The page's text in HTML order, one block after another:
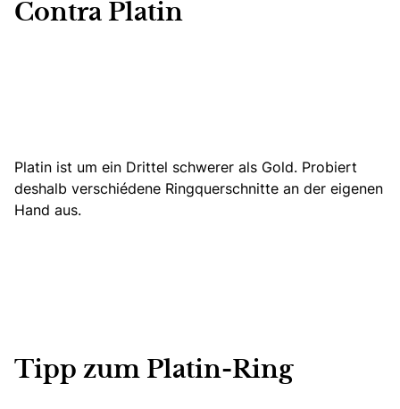
Contra Platin
Platin ist um ein Drittel schwerer als Gold. Probiert
deshalb verschiedene Ringquerschnitte an der eigenen
Hand aus.
Tipp zum Platin-Ring